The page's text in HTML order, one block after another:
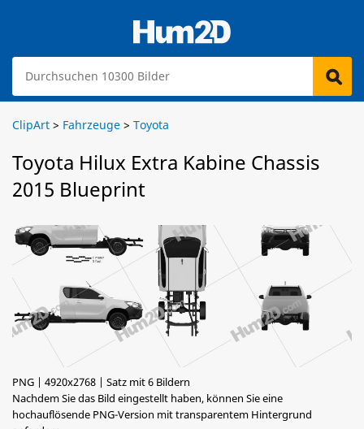
ClipArt > Fahrzeuge > Toyota
Toyota Hilux Extra Kabine Chassis
2015 Blueprint
PNG | 4920x2768 | Satz mit 6 Bildern
Nachdem Sie das Bild eingestellt haben, können Sie eine
hochauflösende PNG-Version mit transparentem Hintergrund